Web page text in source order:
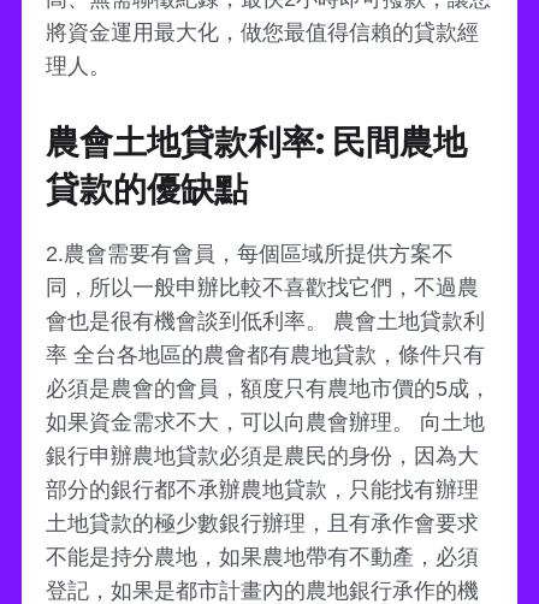
將資金運用最大化，做您最值得信賴的貸款經
理人。
農會土地貸款利率: 民間農地
貸款的優缺點
2.農會需要有會員，每個區域所提供方案不
同，所以一般申辦比較不喜歡找它們，不過農
會也是很有機會談到低利率。 農會土地貸款利
率 全台各地區的農會都有農地貸款，條件只有
必須是農會的會員，額度只有農地市價的5成，
如果資金需求不大，可以向農會辦理。 向土地
銀行申辦農地貸款必須是農民的身份，因為大
部分的銀行都不承辦農地貸款，只能找有辦理
土地貸款的極少數銀行辦理，且有承作會要求
不能是持分農地，如果農地帶有不動產，必須
登記，如果是都市計畫內的農地銀行承作的機